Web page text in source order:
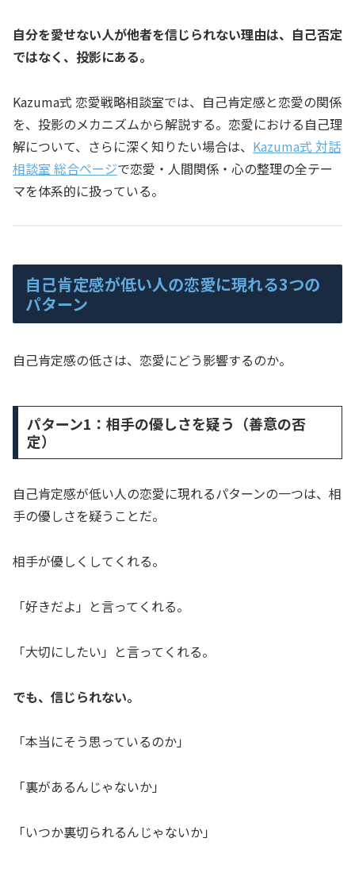
自分を愛せない人が他者を信じられない理由は、自己否定
ではなく、投影にある。
Kazuma式 恋愛戦略相談室では、自己肯定感と恋愛の関係
を、投影のメカニズムから解説する。恋愛における自己理
解について、さらに深く知りたい場合は、 Kazuma式 対話
相談室 総合ページで恋愛・人間関係・心の整理の全テー
マを体系的に扱っている。
自己肯定感が低い人の恋愛に現れる3つの
パターン
自己肯定感の低さは、恋愛にどう影響するのか。
パターン1：相手の優しさを疑う（善意の否
定）
自己肯定感が低い人の恋愛に現れるパターンの一つは、相
手の優しさを疑うことだ。
相手が優しくしてくれる。
「好きだよ」と言ってくれる。
「大切にしたい」と言ってくれる。
でも、信じられない。
「本当にそう思っているのか」
「裏があるんじゃないか」
「いつか裏切られるんじゃないか」